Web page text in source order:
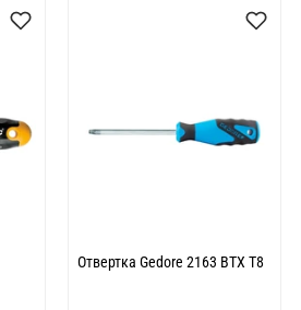
Отвертка Gedore 2163 BTX T8